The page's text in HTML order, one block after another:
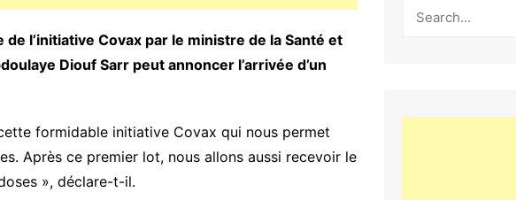
l’initiative Covax par le ministre de la Santé et
Diouf Sarr peut annoncer l’arrivée d’un
formidable initiative Covax qui nous permet
Après ce premier lot, nous allons aussi recevoir le
», déclare-t-il.